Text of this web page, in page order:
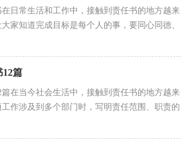
日常生活和工作中，接触到责任书的地方越来
家知道完成目标是每个人的事，要同心同德、
需要注意哪些问题呢？以下是小...
12篇
在当今社会生活中，接触到责任书的地方越来
作涉及到多个部门时，写明责任范围、职责的
拟定才合适呢？下面是小编为大...